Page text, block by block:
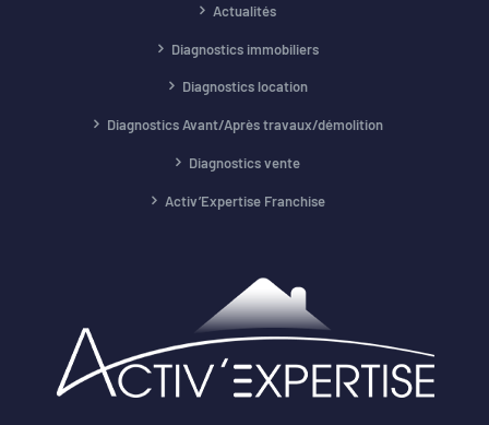
Actualités
Diagnostics immobiliers
Diagnostics location
Diagnostics Avant/Après travaux/démolition
Diagnostics vente
Activ’Expertise Franchise